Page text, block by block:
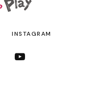
INSTAGRAM